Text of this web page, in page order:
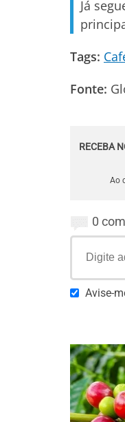
Já
Tags:
Fonte:
RECEBA
Ao
0
Avise-